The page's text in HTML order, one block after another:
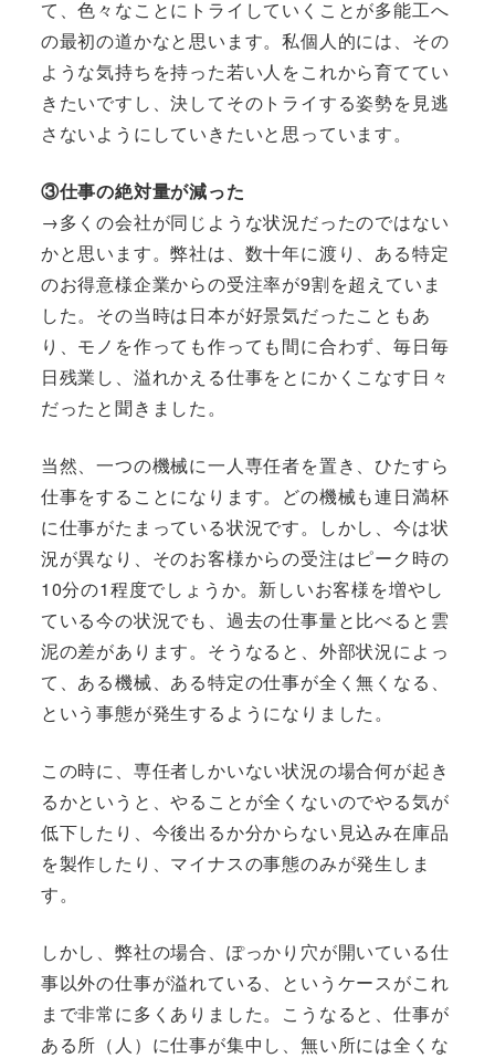
て、色々なことにトライしていくことが多能工へ
の最初の道かなと思います。私個人的には、その
ような気持ちを持った若い人をこれから育ててい
きたいですし、決してそのトライする姿勢を見逃
さないようにしていきたいと思っています。
③仕事の絶対量が減った
→多くの会社が同じような状況だったのではない
かと思います。弊社は、数十年に渡り、ある特定
のお得意様企業からの受注率が9割を超えていま
した。その当時は日本が好景気だったこともあ
り、モノを作っても作っても間に合わず、毎日毎
日残業し、溢れかえる仕事をとにかくこなす日々
だったと聞きました。
当然、一つの機械に一人専任者を置き、ひたすら
仕事をすることになります。どの機械も連日満杯
に仕事がたまっている状況です。しかし、今は状
況が異なり、そのお客様からの受注はピーク時の
10分の1程度でしょうか。新しいお客様を増やし
ている今の状況でも、過去の仕事量と比べると雲
泥の差があります。そうなると、外部状況によっ
て、ある機械、ある特定の仕事が全く無くなる、
という事態が発生するようになりました。
この時に、専任者しかいない状況の場合何が起き
るかというと、やることが全くないのでやる気が
低下したり、今後出るか分からない見込み在庫品
を製作したり、マイナスの事態のみが発生しま
す。
しかし、弊社の場合、ぽっかり穴が開いている仕
事以外の仕事が溢れている、というケースがこれ
まで非常に多くありました。こうなると、仕事が
ある所（人）に仕事が集中し、無い所には全くな